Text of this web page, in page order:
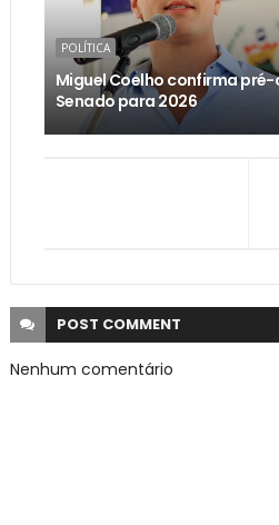
POLÍTICA
Miguel Coelho confirma
Senado para 2026
POST COMMENT
Nenhum comentário